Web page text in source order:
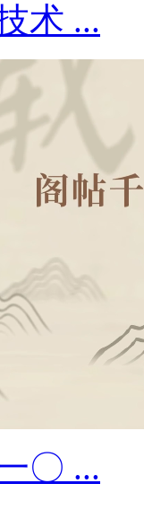
术 ...
〇 ...